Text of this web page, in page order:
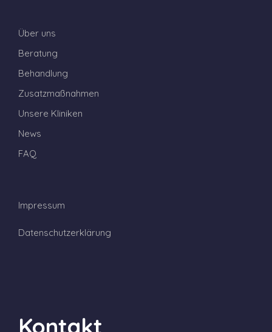
Über uns
Beratung
Behandlung
Zusatzmaßnahmen
Unsere Kliniken
News
FAQ
Impressum
Datenschutzerklärung
Kontakt